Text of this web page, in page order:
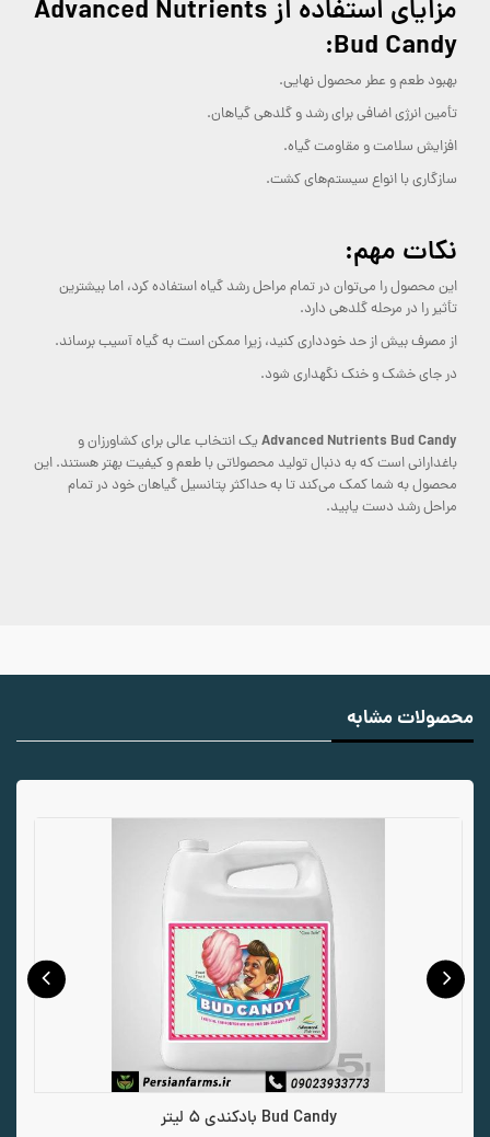
مزایای استفاده از Advanced Nutrients
Bud Candy:
بهبود طعم و عطر محصول نهایی.
تأمین انرژی اضافی برای رشد و گلدهی گیاهان.
افزایش سلامت و مقاومت گیاه.
سازگاری با انواع سیستم‌های کشت.
نکات مهم:
این محصول را می‌توان در تمام مراحل رشد گیاه استفاده کرد، اما بیشترین
تأثیر را در مرحله گلدهی دارد.
از مصرف بیش از حد خودداری کنید، زیرا ممکن است به گیاه آسیب برساند.
در جای خشک و خنک نگهداری شود.
Advanced Nutrients Bud Candyیک انتخاب عالی برای کشاورزان و
باغدارانی است که به دنبال تولید محصولاتی با طعم و کیفیت بهتر هستند. این
محصول به شما کمک می‌کند تا به حداکثر پتانسیل گیاهان خود در تمام
مراحل رشد دست یابید.
محصولات مشابه
Bud Candy بادکندی 1 لیتر